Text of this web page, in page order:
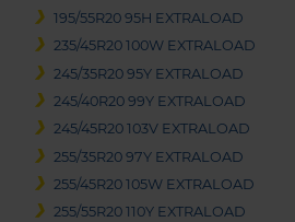
195/55R20 95H EXTRALOAD
235/45R20 100W EXTRALOAD
245/35R20 95Y EXTRALOAD
245/40R20 99Y EXTRALOAD
245/45R20 103V EXTRALOAD
255/35R20 97Y EXTRALOAD
255/45R20 105W EXTRALOAD
255/55R20 110Y EXTRALOAD